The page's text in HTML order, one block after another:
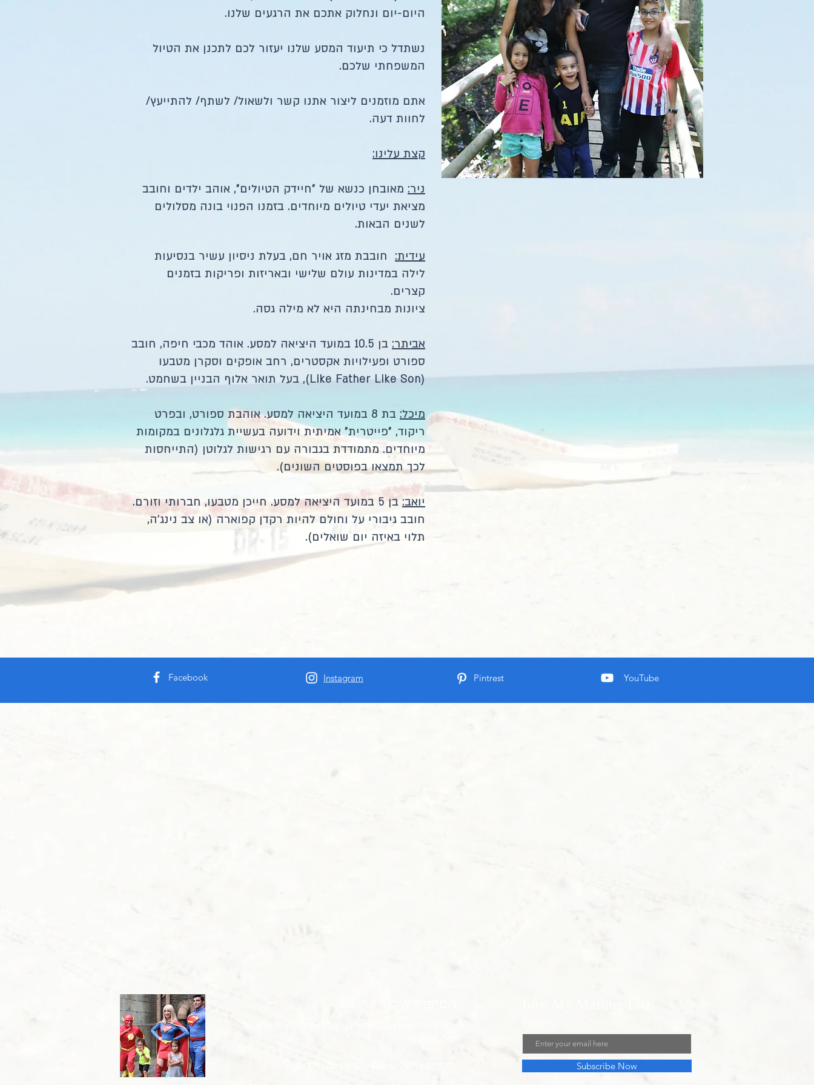
היום-יום ונחלוק אתכם את הרגעים שלנו.
נשתדל כי תיעוד המסע שלנו יעזור לכם לתכנן את הטיול
המשפחתי שלכם.
אתם מוזמנים ליצור אתנו קשר ולשאול/ לשתף/ להתייעץ/
לחוות דעה.
קצת עלינו:
ניר: מאובחן כנשא של "חיידק הטיולים", אוהב ילדים וחובב
מציאת יעדי טיולים מיוחדים. בזמנו הפנוי בונה מסלולים
לשנים הבאות.
עידית: חובבת מזג אויר חם, בעלת ניסיון עשיר בנסיעות
לילה במדינות עולם שלישי ובאריזות ופריקות בזמנים
קצרים.
ציונות מבחינתה היא לא מילה גסה.
אביתר:
בן 10.5 במועד היציאה למסע. אוהד מכבי חיפה, חובב
ספורט ופעילויות אקסטרים, רחב אופקים וסקרן מטבעו
(Like Father Like Son), בעל תואר אלוף הבניין בשחמט.
מיכל:
בת 8 במועד היציאה למסע. אוהבת ספורט, ובפרט
ריקוד, "פייטרית" אמיתית וידועה בעשיית גלגלונים במקומות
מיוחדים. מתמודדת בגבורה עם רגישות לגלוטן (התייחסות
לכך תמצאו בפוסטים השונים).
יואב:
בן 5 במועד היציאה למסע. חייכן מטבעו, חברותי וזורם.
חובב גיבורי על וחולם להיות רקדן קפוארה (או צב נינג'ה,
תלוי באיזה יום שואלים).
Facebook Instagram Pintrest YouTube
Subscribe Now